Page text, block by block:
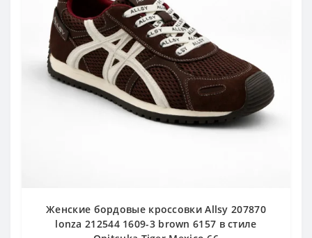
Женские бордовые кроссовки Allsy 207870
lonza 212544 1609-3 brown 6157 в стиле